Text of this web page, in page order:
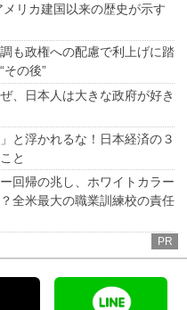
メリカ建国以来の歴史が示す
も政権への配慮で利上げに踏
の後”
、日本人は大きな政府が好き
と浮かれるな！日本経済の３
と
回帰の兆し、ホワイトカラー
全米最大の職業訓練校の責任
PR